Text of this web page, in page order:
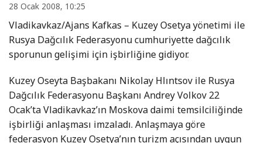
28 Ocak 2008, 10:25
Vladikavkaz/Ajans Kafkas – Kuzey Osetya yönetimi ile
Rusya Dağcılık Federasyonu cumhuriyette dağcılık
sporunun gelişimi için işbirliğine gidiyor.
Kuzey Oseyta Başbakanı Nikolay Hlıntsov ile Rusya
Dağcılık Federasyonu Başkanı Andrey Volkov 22
Ocak’ta Vladikavkaz’ın Moskova daimi temsilciliğinde
işbirliği anlaşması imzaladı. Anlaşmaya göre
federasyon Kuzey Osetya’nın turizm açısından uygun